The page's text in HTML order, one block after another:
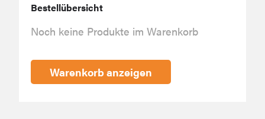
Bestellübersicht
Noch keine Produkte im Warenkorb
Warenkorb anzeigen